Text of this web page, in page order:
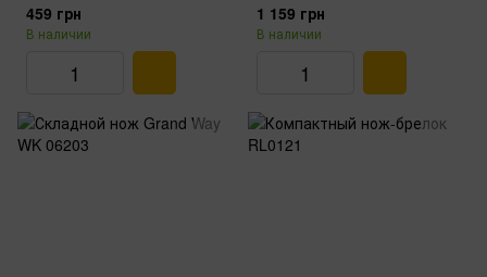
459 грн
В наличии
1 159 грн
В наличии